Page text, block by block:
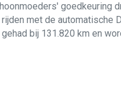
goedkeuring
met de
bij 131.820 km en